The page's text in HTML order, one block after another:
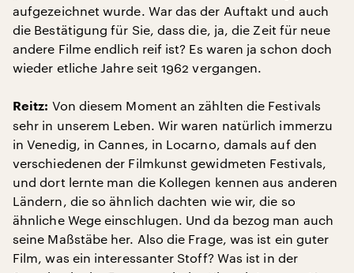
aufgezeichnet wurde. War das der Auftakt und auch
die Bestätigung für Sie, dass die, ja, die Zeit für neue
andere Filme endlich reif ist? Es waren ja schon doch
wieder etliche Jahre seit 1962 vergangen.
Reitz: Von diesem Moment an zählten die Festivals
sehr in unserem Leben. Wir waren natürlich immerzu
in Venedig, in Cannes, in Locarno, damals auf den
verschiedenen der Filmkunst gewidmeten Festivals,
und dort lernte man die Kollegen kennen aus anderen
Ländern, die so ähnlich dachten wie wir, die so
ähnliche Wege einschlugen. Und da bezog man auch
seine Maßstäbe her. Also die Frage, was ist ein guter
Film, was ein interessanter Stoff? Was ist in der